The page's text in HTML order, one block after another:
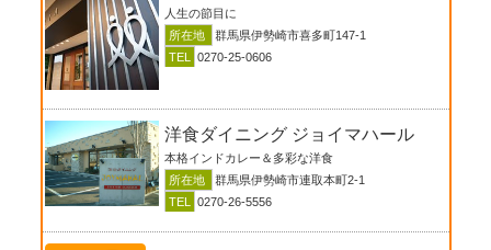
人生の節目に
所在地
群馬県伊勢崎市喜多町147-1
TEL
0270-25-0606
洋食ダイニング ジョイマハール
本格インドカレー＆多彩な洋食
所在地
群馬県伊勢崎市連取本町2-1
TEL
0270-26-5556